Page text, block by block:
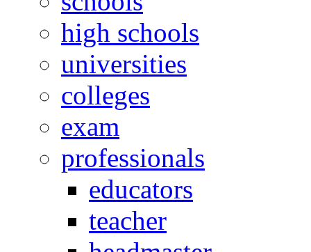
high schools
universities
colleges
exam
professionals
educators
teacher